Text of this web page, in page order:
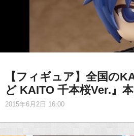
【フィギュア】全国の
ど KAITO 千本桜Ver.』
2015年6月2日 16:00